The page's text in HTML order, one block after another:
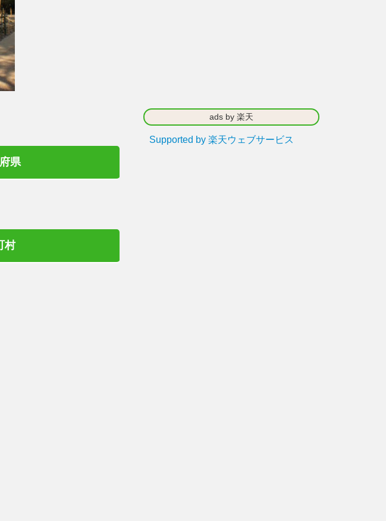
県
村
ads by 楽天
Supported by 楽天ウェブサービス